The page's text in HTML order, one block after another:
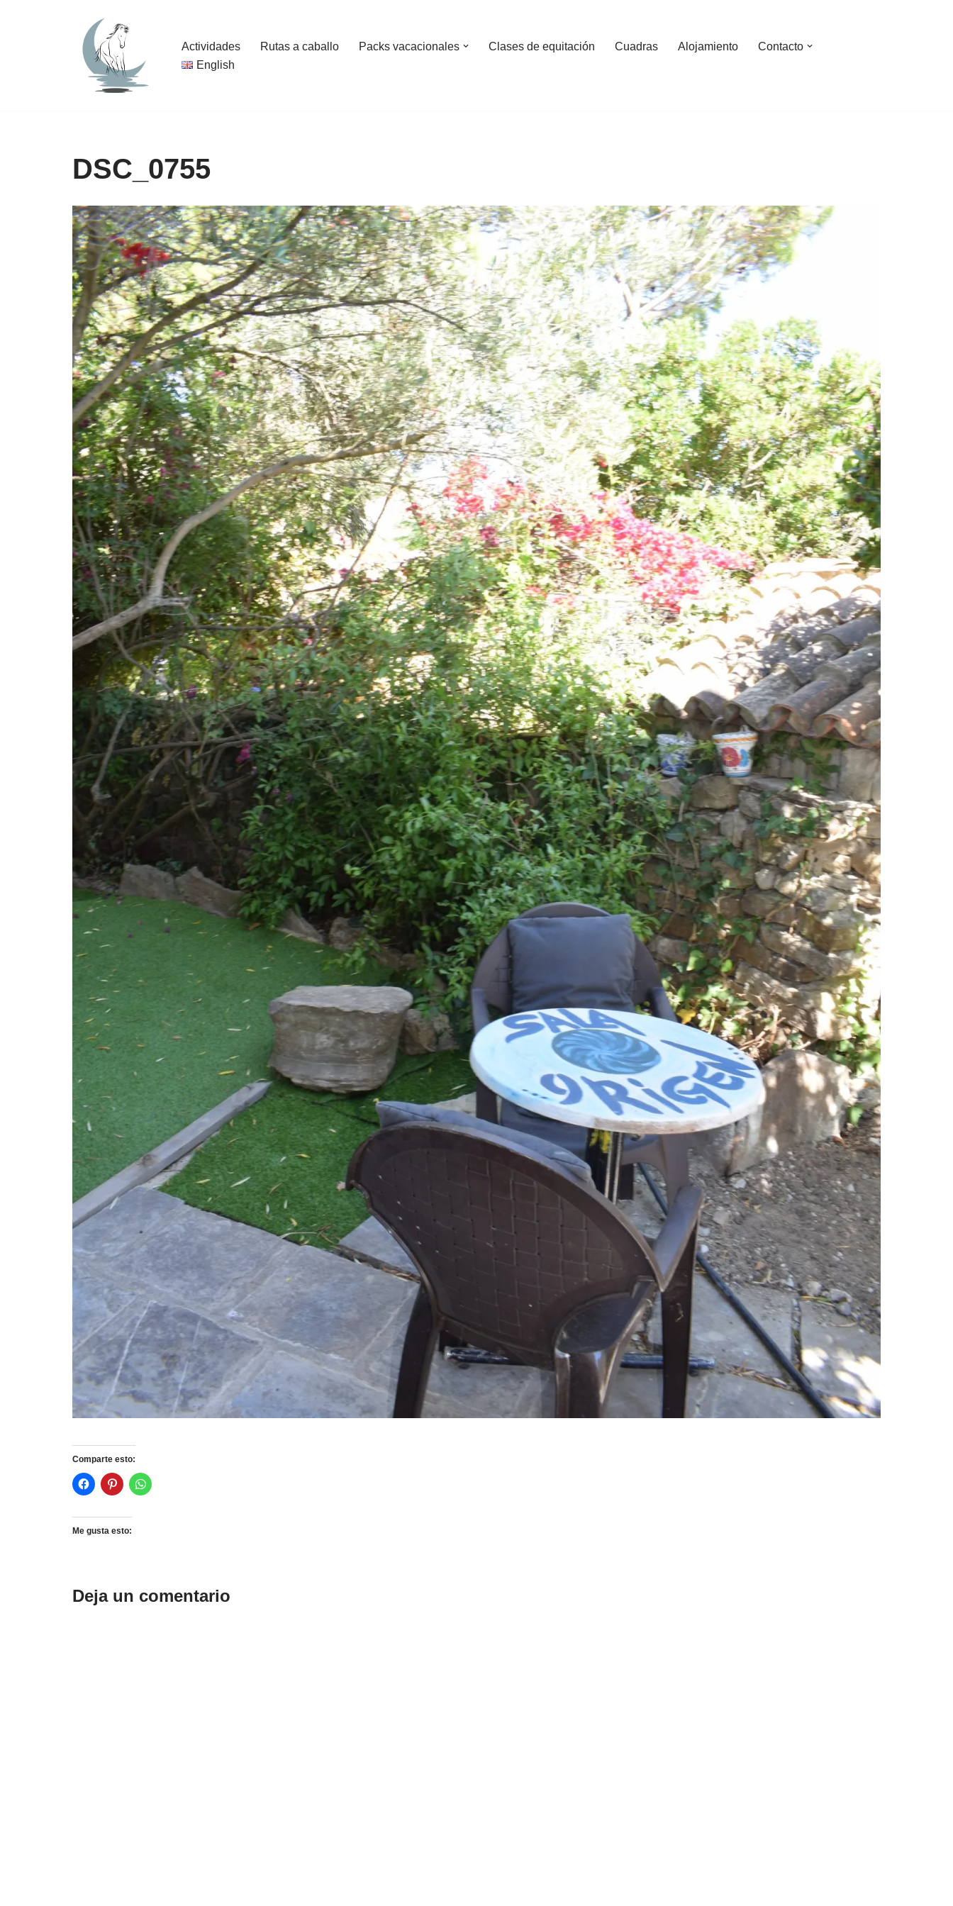
Actividades Rutas a caballo Packs vacacionales Clases de equitación Cuadras Alojamiento
Contacto
English
DSC_0755
Comparte esto:
Me gusta esto:
Deja un comentario